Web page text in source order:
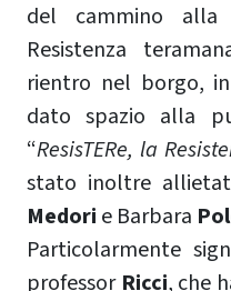
del cammino alla
Resistenza
rientro nel borgo,
dato spazio alla
“ResisTERe, la
stato inoltre
Medori e Barbara
Particolarmente
professor Ricci, che